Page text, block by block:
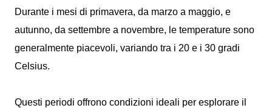
Durante i mesi di primavera, da marzo a maggio, e
autunno, da settembre a novembre, le temperature sono
generalmente piacevoli, variando tra i 20 e i 30 gradi
Celsius.
Questi periodi offrono condizioni ideali per esplorare il